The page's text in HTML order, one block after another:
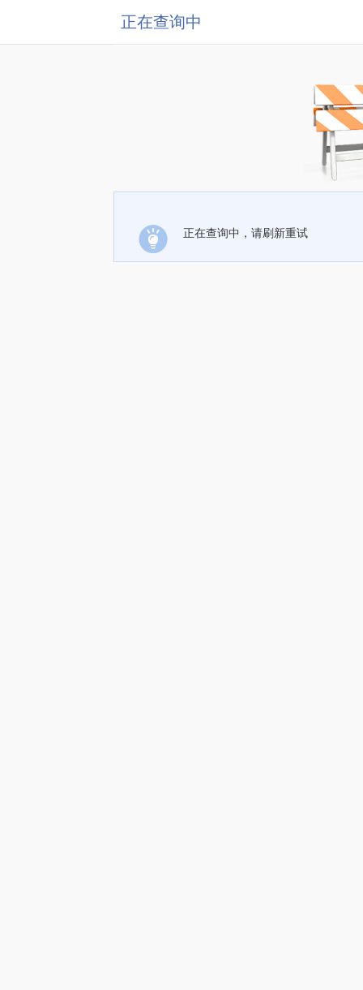
正在查询中
正在查询中，请刷新重试